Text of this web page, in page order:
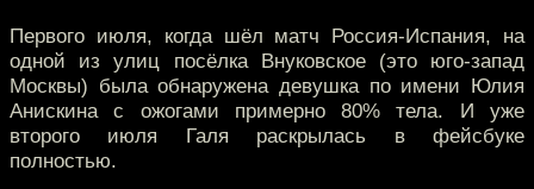
Первого июля, когда шёл матч Россия-Испания, на
одной из улиц посёлка Внуковское (это юго-запад
Москвы) была обнаружена девушка по имени Юлия
Анискина с ожогами примерно 80% тела. И уже
второго июля Галя раскрылась в фейсбуке
полностью.